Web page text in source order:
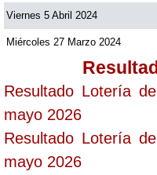
Viernes 5 Abril 2024
Miércoles 27 Marzo 2024
Resultado Lotería
mayo 2026
Resultado Lotería
mayo 2026